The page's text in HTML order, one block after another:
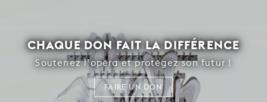
CHAQUE DON FAIT LA DIFFÉRENCE
Soutenez l’opéra et protégez son futur !
FAIRE UN DON